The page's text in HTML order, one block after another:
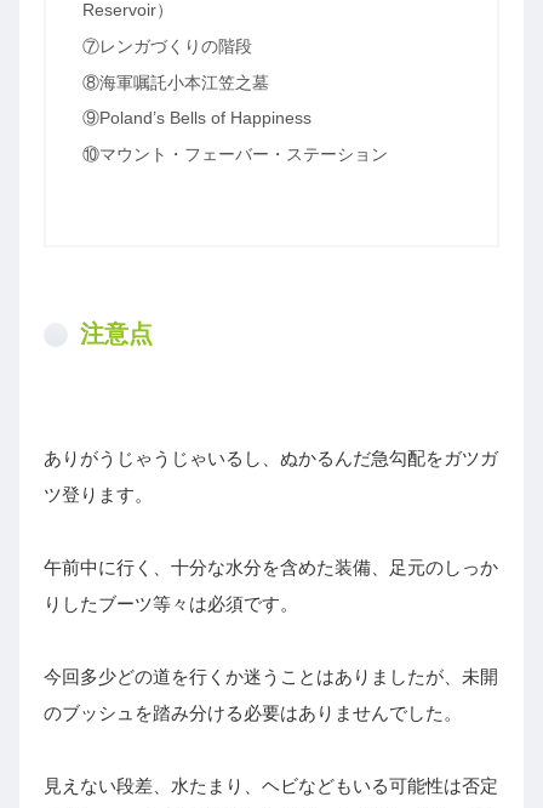
Reservoir）
⑦レンガづくりの階段
⑧海軍嘱託小本江笠之墓
⑨Poland’s Bells of Happiness
⑩マウント・フェーバー・ステーション
注意点
ありがうじゃうじゃいるし、ぬかるんだ急勾配をガツガ
ツ登ります。
午前中に行く、十分な水分を含めた装備、足元のしっか
りしたブーツ等々は必須です。
今回多少どの道を行くか迷うことはありましたが、未開
のブッシュを踏み分ける必要はありませんでした。
見えない段差、水たまり、ヘビなどもいる可能性は否定